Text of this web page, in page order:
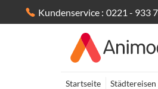
Kundenservice : 0221 - 933
Startseite Städtereisen